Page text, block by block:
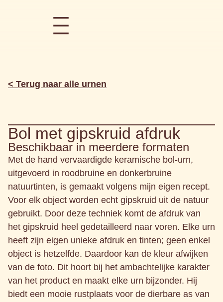
< Terug naar alle urnen
Bol met gipskruid afdruk
Beschikbaar in meerdere formaten
Met de hand vervaardigde keramische bol‑urn,
uitgevoerd in roodbruine en donkerbruine
natuurtinten, is gemaakt volgens mijn eigen recept.
Voor elk object worden echt gipskruid uit de natuur
gebruikt. Door deze techniek komt de afdruk van
het gipskruid heel gedetailleerd naar voren. Elke urn
heeft zijn eigen unieke afdruk en tinten; geen enkel
object is hetzelfde. Daardoor kan de kleur afwijken
van de foto. Dit hoort bij het ambachtelijke karakter
van het product en maakt elke urn bijzonder. Hij
biedt een mooie rustplaats voor de dierbare as van